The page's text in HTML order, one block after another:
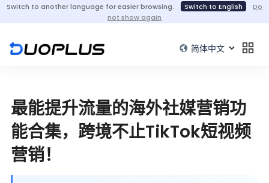
Switch to another language for easier browsing. Switch to English
Do
not show again
最能提升流量的海外社媒营销功
能合集，跨境不止TikTok短视频
营销！